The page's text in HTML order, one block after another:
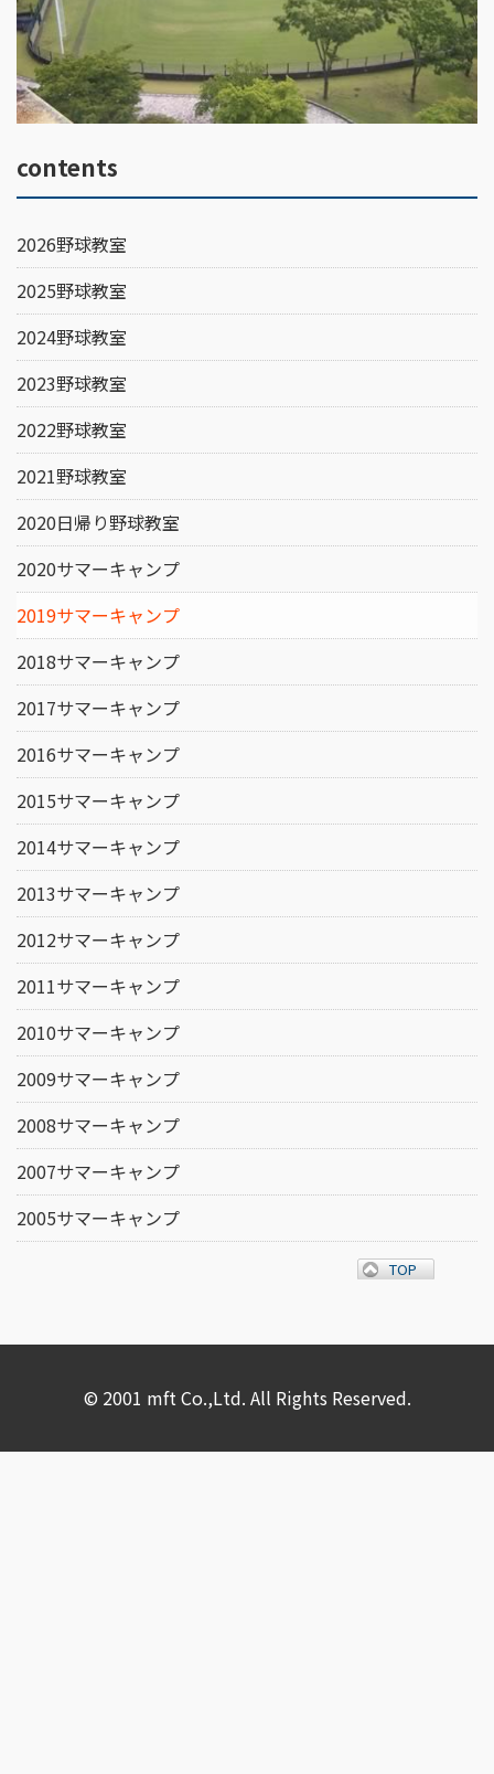
contents
2026野球教室
2025野球教室
2024野球教室
2023野球教室
2022野球教室
2021野球教室
2020日帰り野球教室
2020サマーキャンプ
2019サマーキャンプ
2018サマーキャンプ
2017サマーキャンプ
2016サマーキャンプ
2015サマーキャンプ
2014サマーキャンプ
2013サマーキャンプ
2012サマーキャンプ
2011サマーキャンプ
2010サマーキャンプ
2009サマーキャンプ
2008サマーキャンプ
2007サマーキャンプ
2005サマーキャンプ
TOP
© 2001 mft Co.,Ltd. All Rights Reserved.